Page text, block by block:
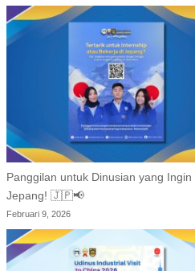
Panggilan untuk Dinusian yang Ingin
Jepang! 🇯🇵📢
Februari 9, 2026